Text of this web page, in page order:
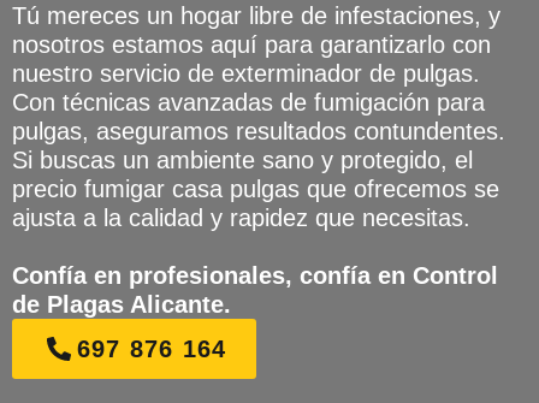
Tú mereces un hogar libre de infestaciones, y
nosotros estamos aquí para garantizarlo con
nuestro servicio de exterminador de pulgas.
Con técnicas avanzadas de fumigación para
pulgas, aseguramos resultados contundentes.
Si buscas un ambiente sano y protegido, el
precio fumigar casa pulgas que ofrecemos se
ajusta a la calidad y rapidez que necesitas.
Confía en profesionales, confía en Control
de Plagas Alicante.
697 876 164